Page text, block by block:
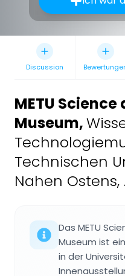
Discussion
METU
Museum,
Technischen
Nahen Ostens,
Das METU
Museum ist
in der